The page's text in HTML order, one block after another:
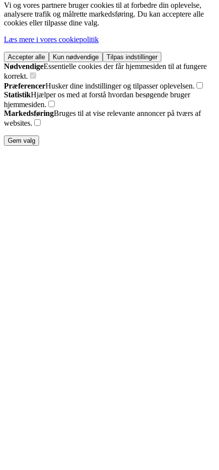
Vi og vores partnere bruger cookies til at forbedre din oplevelse,
analysere trafik og målrette markedsføring. Du kan acceptere alle
cookies eller tilpasse dine valg.
Læs mere i vores cookiepolitik
Accepter alle Kun nødvendige Tilpas indstillinger
NødvendigeEssentielle cookies der får hjemmesiden til at fungere
korrekt.
PræferencerHusker dine indstillinger og tilpasser oplevelsen.
StatistikHjælper os med at forstå hvordan besøgende bruger
hjemmesiden.
MarkedsføringBruges til at vise relevante annoncer på tværs af
websites.
Gem valg